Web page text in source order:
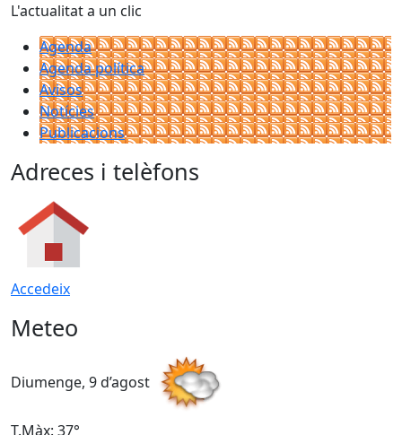
L'actualitat a un clic
Agenda
Agenda política
Avisos
Notícies
Publicacions
Adreces i telèfons
Accedeix
Meteo
Diumenge, 9 d’agost
T.Màx: 37°